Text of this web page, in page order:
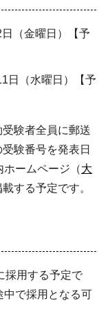
（金曜日）【予
（水曜日）【予
験者全員に郵送
験番号を発表日
ームページ（大
する予定です。
採用する予定で
中で採用となる可